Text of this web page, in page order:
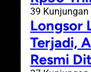
39 Kunjungan
Longsor
Terjadi,
Resmi